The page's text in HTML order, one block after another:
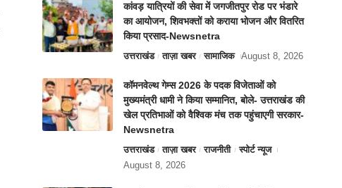
कांवड़ यात्रियों की सेवा में जगजीतपुर रोड पर भंडारे
का आयोजन, शिवभक्तों को कराया भोजन और वितरित
किया प्रसाद-Newsnetra
उत्तराखंड ताज़ा खबर सामाजिक August 8, 2026
कॉमनवेल्थ गेम्स 2026 के पदक विजेताओं को
मुख्यमंत्री धामी ने किया सम्मानित, बोले- उत्तराखंड की
खेल प्रतिभाओं को वैश्विक मंच तक पहुंचाएगी सरकार-
Newsnetra
उत्तराखंड ताज़ा खबर राजनीती
स्पोर्ट न्यूज
August 8, 2026